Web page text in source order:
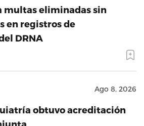
multas eliminadas sin
en registros de
DRNA
Ago 8, 2026
obtuvo acreditación